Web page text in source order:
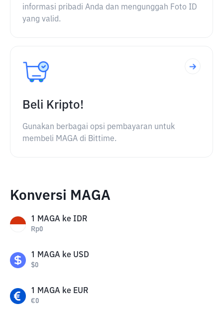
informasi pribadi Anda dan mengunggah Foto ID
yang valid.
Beli Kripto!
Gunakan berbagai opsi pembayaran untuk
membeli MAGA di Bittime.
Konversi MAGA
1 MAGA ke IDR
Rp0
1 MAGA ke USD
$0
1 MAGA ke EUR
€0